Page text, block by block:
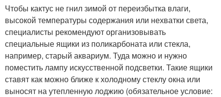
Чтобы кактус не гнил зимой от переизбытка влаги,
высокой температуры содержания или нехватки света,
специалисты рекомендуют организовывать
специальные ящики из поликарбоната или стекла,
например, старый аквариум. Туда можно и нужно
поместить лампу искусственной подсветки. Такие ящики
ставят как можно ближе к холодному стеклу окна или
выносят на утепленную лоджию (обязательное условие: